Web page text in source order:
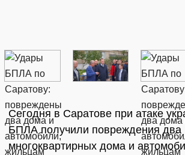
Сегодня в Саратове при атаке
БПЛА получили повреждения два
многоквартирных дома и